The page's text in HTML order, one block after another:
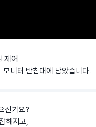
제어.
니터 받침대에 담았습니다.
신가요?
해지고,